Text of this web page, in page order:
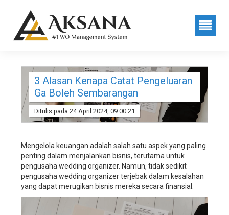
3 Alasan Kenapa Catat Pengeluaran
Ga Boleh Sembarangan
Ditulis pada 24 April 2024, 09:00:21
Mengelola keuangan adalah salah satu aspek yang paling
penting dalam menjalankan bisnis, terutama untuk
pengusaha wedding organizer. Namun, tidak sedikit
pengusaha wedding organizer terjebak dalam kesalahan
yang dapat merugikan bisnis mereka secara finansial.
manajemen
wedding
organizer,
wedding
manajemen
wedding
wedding
organizer,
software
manajemen
wedding
service,